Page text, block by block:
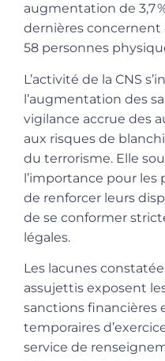
augmentation de 3,7
dernières concernent
58 personnes
L’activité de la CNS
l’augmentation des
vigilance accrue des
aux risques de
du terrorisme. Elle
l’importance pour les
de renforcer leurs
de se conformer
légales.
Les lacunes
assujettis exposent
sanctions financières
temporaires
service de